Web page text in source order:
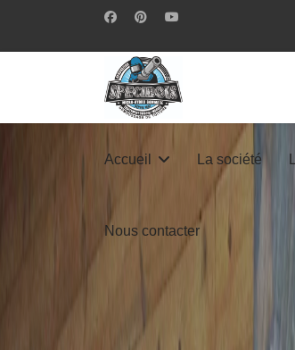
Accueil La société
Nous contacter